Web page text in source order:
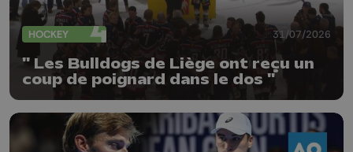
HOCKEY 31/07/2026
" Les Bulldogs de Liège ont reçu un
coup de poignard dans le dos "